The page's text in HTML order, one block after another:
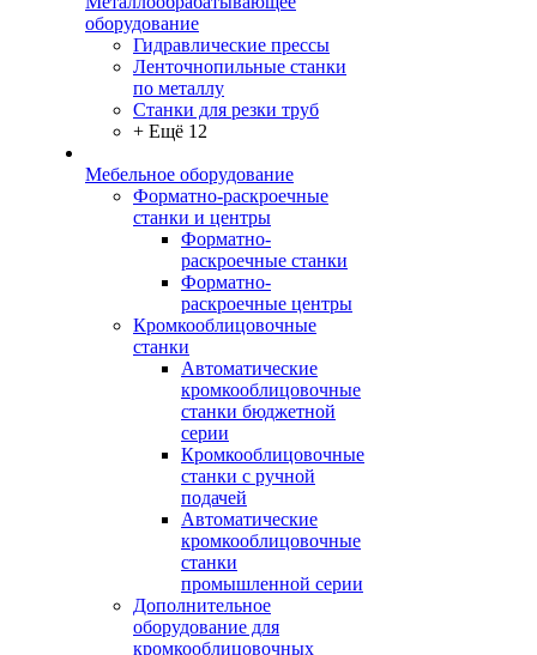
оборудование
Гидравлические прессы
Ленточнопильные станки
по металлу
Станки для резки труб
+ Ещё 12
Мебельное оборудование
Форматно-раскроечные
станки и центры
Форматно-
раскроечные станки
Форматно-
раскроечные центры
Кромкооблицовочные
станки
Автоматические
кромкооблицовочные
станки бюджетной
серии
Кромкооблицовочные
станки с ручной
подачей
Автоматические
кромкооблицовочные
станки
промышленной серии
Дополнительное
оборудование для
кромкооблицовочных